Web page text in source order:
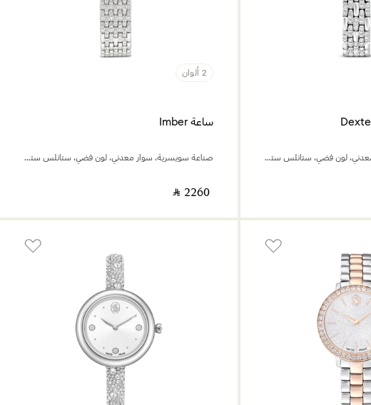
صناعة سويسرية، سوار معدني، لون فضي، ستانلس ستيل
2 ألوان
ساعة Imber
صناعة سويسرية، سوار معدني، لون فضي، ستانلس ستيل
‎ ⃁ ⁦2260⁩ ‎